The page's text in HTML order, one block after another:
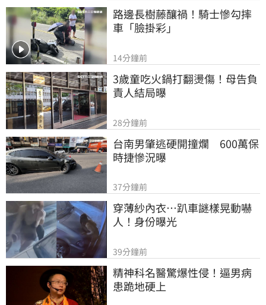
路邊長樹藤釀禍！騎士慘勾摔
車「臉掛彩」
14分鐘前
3歲童吃火鍋打翻燙傷！母告負
責人結局曝
28分鐘前
台南男肇逃硬開撞爛　600萬保
時捷慘況曝
37分鐘前
穿薄紗內衣…趴車謎樣晃動嚇
人！身份曝光
39分鐘前
精神科名醫驚爆性侵！逼男病
患跪地硬上